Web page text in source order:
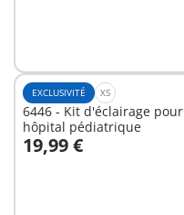
EXCLUSIVITÉ XS
6446 - Kit d'éclairage pour
hôpital pédiatrique
19,99 €
Au panier